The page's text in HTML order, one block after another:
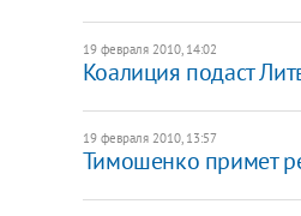
19 февраля 2010, 14:02
Коалиция подаст
19 февраля 2010, 13:57
Тимошенко примет